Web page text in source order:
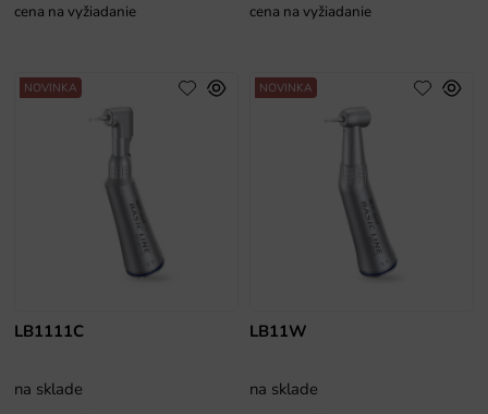
cena na vyžiadanie cena na vyžiadanie
LB1111C
NOVINKA
na sklade
LB11W
NOVINKA
na sklade